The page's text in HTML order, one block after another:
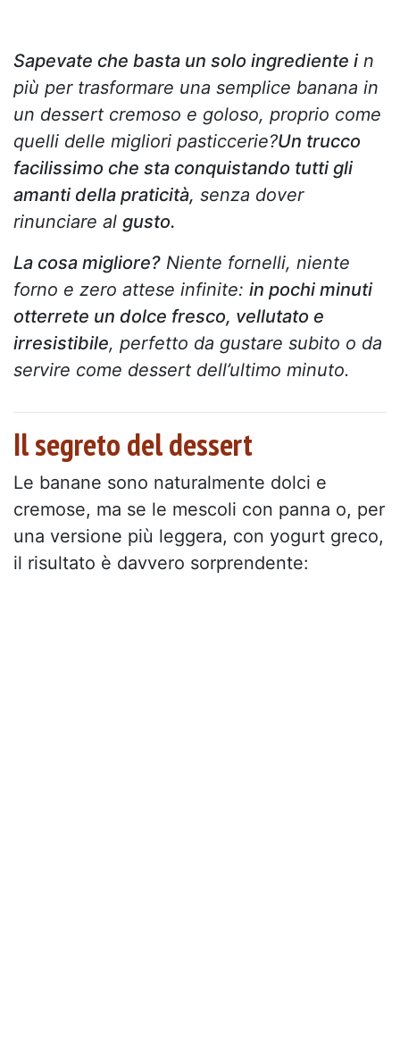
Sapevate che basta un solo ingrediente i n
più per trasformare una semplice banana in
un dessert cremoso e goloso, proprio come
quelli delle migliori pasticcerie?Un trucco
facilissimo che sta conquistando tutti gli
amanti della praticità, senza dover
rinunciare al gusto.
La cosa migliore? Niente fornelli, niente
forno e zero attese infinite: in pochi minuti
otterrete un dolce fresco, vellutato e
irresistibile, perfetto da gustare subito o da
servire come dessert dell’ultimo minuto.
Il segreto del dessert
Le banane sono naturalmente dolci e
cremose, ma se le mescoli con panna o, per
una versione più leggera, con yogurt greco,
il risultato è davvero sorprendente: